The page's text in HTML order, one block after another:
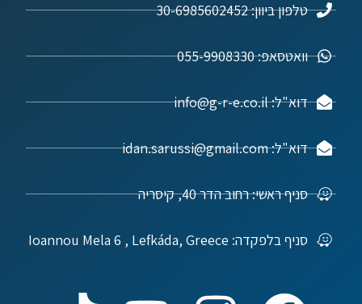
טלפון ביוון: 30-6985602452
וואטסאפ: 055-9908330
דוא"ל: info@g-r-e.co.il
דוא"ל: idan.sarussi@gmail.com
סניף ראשי: רחוב הדר 40, קיסריה
סניף בלפקדה: Ioannou Mela 6 , Lefkáda, Greece